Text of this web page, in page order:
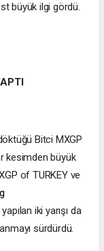
büyük ilgi gördü.
Bitci MXGP
kesimden büyük
of TURKEY ve
iki yarışı da
sürdürdü.